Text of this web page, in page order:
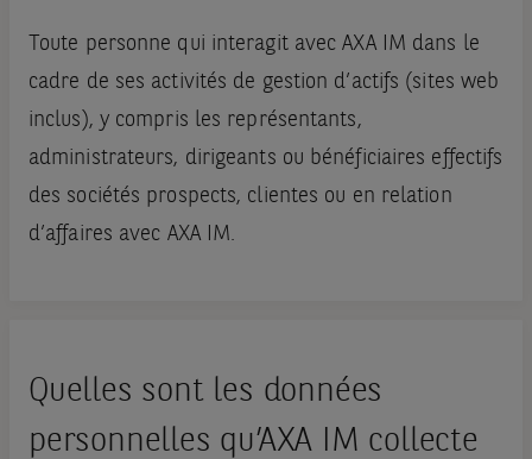
Toute personne qui interagit avec AXA IM dans le
cadre de ses activités de gestion d’actifs (sites web
inclus), y compris les représentants,
administrateurs, dirigeants ou bénéficiaires effectifs
des sociétés prospects, clientes ou en relation
d’affaires avec AXA IM.
Quelles sont les données
personnelles qu’AXA IM collecte